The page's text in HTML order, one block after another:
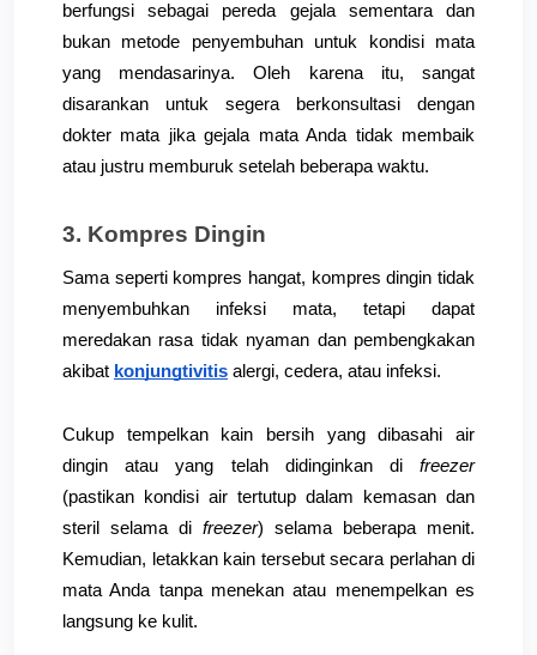
berfungsi sebagai pereda gejala sementara dan
bukan metode penyembuhan untuk kondisi mata
yang mendasarinya. Oleh karena itu, sangat
disarankan untuk segera berkonsultasi dengan
dokter mata jika gejala mata Anda tidak membaik
atau justru memburuk setelah beberapa waktu.
3. Kompres Dingin
Sama seperti kompres hangat, kompres dingin tidak
menyembuhkan infeksi mata, tetapi dapat
meredakan rasa tidak nyaman dan pembengkakan
akibat konjungtivitis alergi, cedera, atau infeksi.
Cukup tempelkan kain bersih yang dibasahi air
dingin atau yang telah didinginkan di freezer
(pastikan kondisi air tertutup dalam kemasan dan
steril selama di freezer) selama beberapa menit.
Kemudian, letakkan kain tersebut secara perlahan di
mata Anda tanpa menekan atau menempelkan es
langsung ke kulit.